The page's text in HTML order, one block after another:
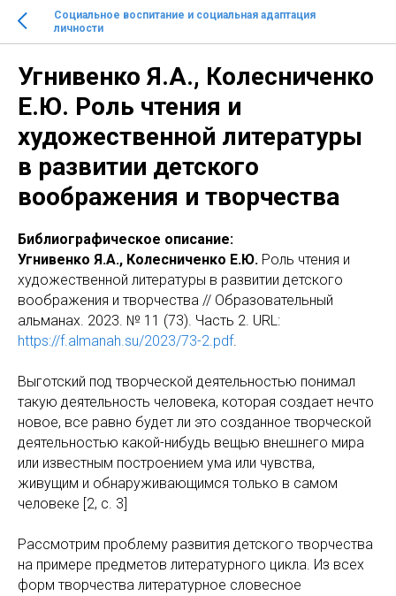
Социальное воспитание и социальная адаптация
личности
Угнивенко Я.А., Колесниченко
Е.Ю. Роль чтения и
художественной литературы
в развитии детского
воображения и творчества
Библиографическое описание:
Угнивенко Я.А., Колесниченко Е.Ю. Роль чтения и
художественной литературы в развитии детского
воображения и творчества // Образовательный
альманах. 2023. № 11 (73). Часть 2. URL:
https://f.almanah.su/2023/73-2.pdf.
Выготский под творческой деятельностью понимал
такую деятельность человека, которая создает нечто
новое, все равно будет ли это созданное творческой
деятельностью какой-нибудь вещью внешнего мира
или известным построением ума или чувства,
живущим и обнаруживающимся только в самом
человеке [2, с. 3]
Рассмотрим проблему развития детского творчества
на примере предметов литературного цикла. Из всех
форм творчества литературное словесное